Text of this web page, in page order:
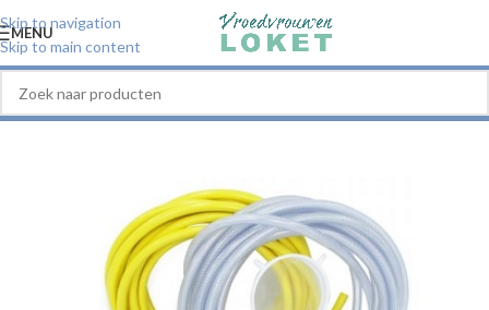
Skip to navigation
Skip to main content
MENU